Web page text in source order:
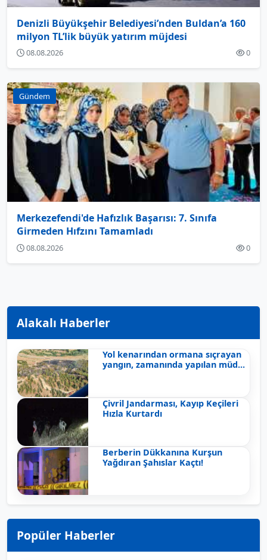
Denizli Büyükşehir Belediyesi’nden Buldan’a 160
milyon TL’lik büyük yatırım müjdesi
08.08.2026 0
Gündem
Merkezefendi'de Hafızlık Başarısı: 7. Sınıfa
Girmeden Hıfzını Tamamladı
08.08.2026 0
Alakalı Haberler
Yol kenarından ormana sıçrayan
yangın, zamanında yapılan müd...
Çivril Jandarması, Kayıp Keçileri
Hızla Kurtardı
Berberin Dükkanına Kurşun
Yağdıran Şahıslar Kaçtı!
Popüler Haberler